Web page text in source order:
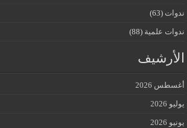
ندوات (63)
ندوات علمية (88)
الأرشيف
أغسطس 2026
يوليو 2026
يونيو 2026